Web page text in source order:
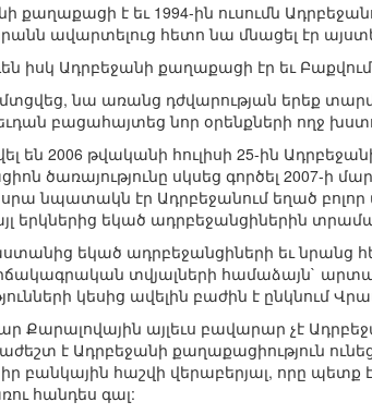
է եւ 1994-ին ուսումն
ավարտելուց հետո նա մնացել էր
իսկ Ադրբեջանի քաղաքացի էր եւ
նա առանց դժվարության երեք
բացահայտեց նոր օրենքների ողջ
են 2006 թվականի հուլիսի 25-ին
սկսեց գործել 2007-ի
նպատակն էր Ադրբեջանում եղած
երկներից եկած ադրբեջանցիներին
եկած ադրբեջանցիների եւ նրանց
տվյալների համաձայն`
կեսից ավելին բաժին է ընկնում
Քարալովային այլեւս բավարար չէ
է Ադրբեջանի քաղաքացիություն
բանկային հաշվի վերաբերյալ, որը պետք
հանդես գալ: